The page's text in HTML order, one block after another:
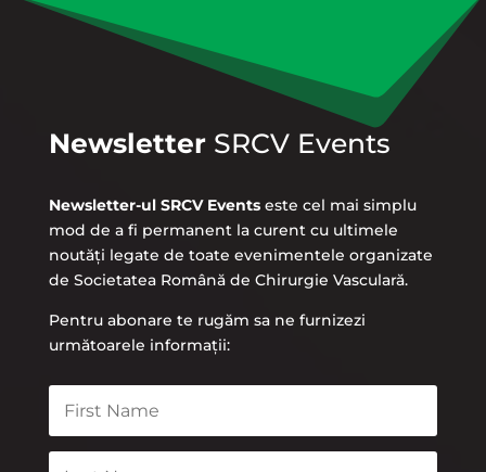
NewsletterSRCV Events
Newsletter-ul SRCV Eventseste cel mai simplu
mod de a fi permanent la curent cu ultimele
noutăți legate de toate evenimentele organizate
de Societatea Română de Chirurgie Vasculară.
Pentru abonare te rugăm sa ne furnizezi
următoarele informații: